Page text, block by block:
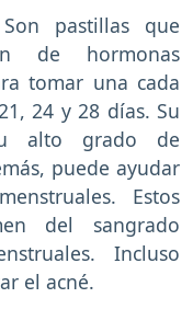
Son pastillas que
de hormonas
tomar una cada
24 y 28 días. Su
alto grado de
puede ayudar
Estos
del sangrado
Incluso
el acné.